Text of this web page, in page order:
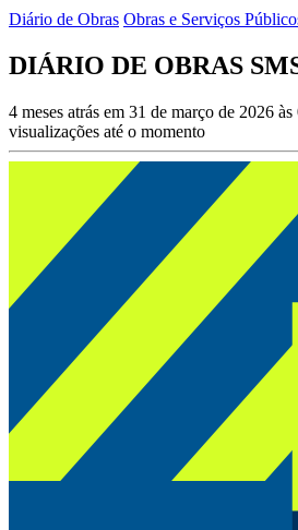
Diário de Obras Obras e Serviços
DIÁRIO DE OBRAS
4 meses atrás em 31 de março de 2026
visualizações até o momento